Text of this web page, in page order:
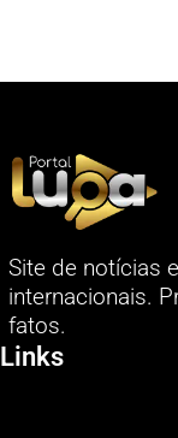
Site de notícias
internacionais.
fatos.
Links